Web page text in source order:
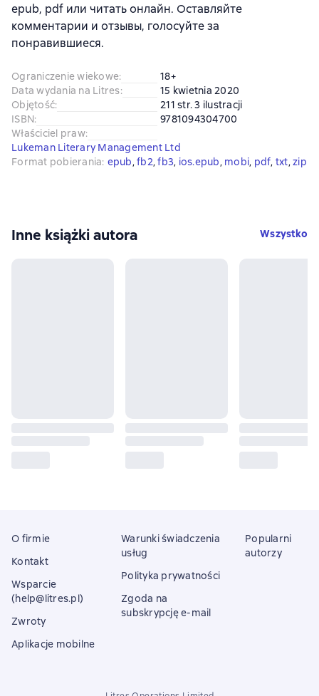
epub, pdf или читать онлайн. Оставляйте
комментарии и отзывы, голосуйте за
понравившиеся.
Ograniczenie wiekowe:
18+
Data wydania na Litres:
15 kwietnia 2020
Objętość:
211 str. 3 ilustracji
ISBN:
9781094304700
Właściciel praw:
Lukeman Literary Management Ltd
Format pobierania: epub, fb2, fb3, ios.epub, mobi, pdf, txt, zip
Inne książki autora Wszystko
O firmie
Kontakt
Wsparcie
(help@litres.pl)
Zwroty
Aplikacje mobilne
Warunki świadczenia
usług
Polityka prywatności
Zgoda na
subskrypcję e-mail
Popularni
autorzy